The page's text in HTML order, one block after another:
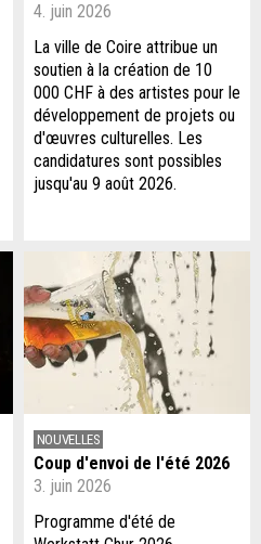
4. juin 2026
La ville de Coire attribue un
soutien à la création de 10
000 CHF à des artistes pour le
développement de projets ou
d'œuvres culturelles. Les
candidatures sont possibles
jusqu'au 9 août 2026.
NOUVELLES
Coup d'envoi de l'été 2026
3. juin 2026
Programme d'été de